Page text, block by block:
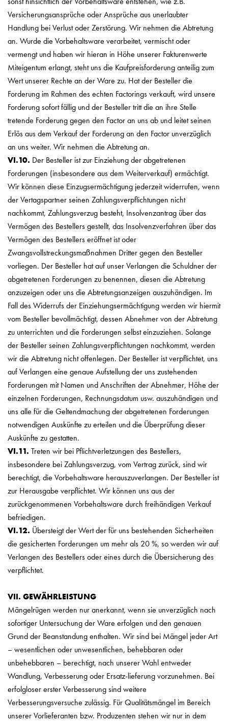
Versicherungsansprüche oder Ansprüche aus unerlaubter
Handlung bei Verlust oder Zerstörung. Wir nehmen die Abtretung
an. Wurde die Vorbehaltsware verarbeitet, vermischt oder
vermengt und haben wir hieran in Höhe unserer Fakturenwerte
Miteigentum erlangt, steht uns die Kaufpreisforderung anteilig zum
Wert unserer Rechte an der Ware zu. Hat der Besteller die
Forderung im Rahmen des echten Factorings verkauft, wird unsere
Forderung sofort fällig und der Besteller tritt die an ihre Stelle
tretende Forderung gegen den Factor an uns ab und leitet seinen
Erlös aus dem Verkauf der Forderung an den Factor unverzüglich
an uns weiter. Wir nehmen die Abtretung an.
VI.10. Der Besteller ist zur Einziehung der abgetretenen
Forderungen (insbesondere aus dem Weiterverkauf) ermächtigt.
Wir können diese Einzugsermächtigung jederzeit widerrufen, wenn
der Vertagspartner seinen Zahlungsverpflichtungen nicht
nachkommt, Zahlungsverzug besteht, Insolvenzantrag über das
Vermögen des Bestellers gestellt, das Insolvenzverfahren über das
Vermögen des Bestellers eröffnet ist oder
Zwangsvollstreckungsmaßnahmen Dritter gegen den Besteller
vorliegen. Der Besteller hat auf unser Verlangen die Schuldner der
abgetretenen Forderungen zu benennen, diesen die Abtretung
anzuzeigen oder uns die Abtretungsanzeigen auszuhändigen. Im
Fall des Widerrufs der Einziehungsermächtigung werden wir hiermit
vom Besteller bevollmächtigt, dessen Abnehmer von der Abtretung
zu unterrichten und die Forderungen selbst einzuziehen. Solange
der Besteller seinen Zahlungsverpflichtungen nachkommt, werden
wir die Abtretung nicht offenlegen. Der Besteller ist verpflichtet, uns
auf Verlangen eine genaue Aufstellung der uns zustehenden
Forderungen mit Namen und Anschriften der Abnehmer, Höhe der
einzelnen Forderungen, Rechnungsdatum usw. auszuhändigen und
uns alle für die Geltendmachung der abgetretenen Forderungen
notwendigen Auskünfte zu erteilen und die Überprüfung dieser
Auskünfte zu gestatten.
VI.11. Treten wir bei Pflichtverletzungen des Bestellers,
insbesondere bei Zahlungsverzug, vom Vertrag zurück, sind wir
berechtigt, die Vorbehaltsware herauszuverlangen. Der Besteller ist
zur Herausgabe verpflichtet. Wir können uns aus der
zurückgenommenen Vorbehaltsware durch freihändigen Verkauf
befriedigen.
VI.12. Übersteigt der Wert der für uns bestehenden Sicherheiten
die gesicherten Forderungen um mehr als 20 %, so werden wir auf
Verlangen des Bestellers oder eines durch die Übersicherung des
verpflichtet.
VII. GEWÄHRLEISTUNG
Mängelrügen werden nur anerkannt, wenn sie unverzüglich nach
sofortiger Untersuchung der Ware erfolgen und den genauen
Grund der Beanstandung enthalten. Wir sind bei Mängel jeder Art
– wesentlichen oder unwesentlichen, behebbaren oder
unbehebbaren – berechtigt, nach unserer Wahl entweder
Wandlung, Verbesserung oder Ersatz-lieferung vorzunehmen. Bei
erfolgloser erster Verbesserung sind weitere
Verbesserungsversuche zulässig. Für Qualitätsmängel im Bereich
unserer Vorlieferanten bzw. Produzenten stehen wir nur in dem